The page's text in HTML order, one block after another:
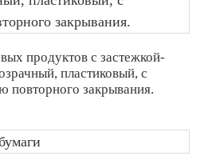
продуктов с застежкой-
пластиковый, с
повторного закрывания.